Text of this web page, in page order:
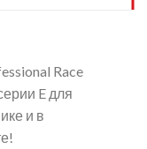
Race
E для
и в